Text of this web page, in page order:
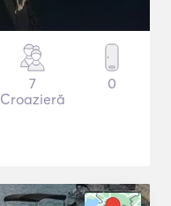
7
Croazieră
0